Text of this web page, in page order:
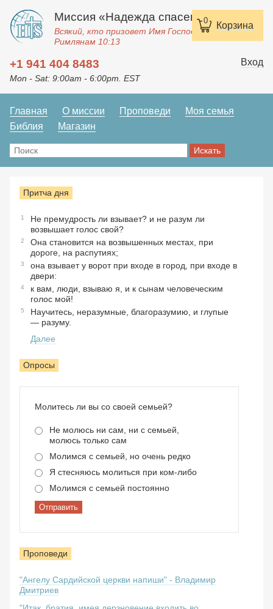
0 Корзина
Миссия «Надежда спасения»
Всякий, кто призовет Имя Господне, спасется.
Римлянам 10:13
+1 941 404 8483
Mon - Sat: 9:00am - 6:00pm. EST
Вход
Главная О миссии Проповеди
Моя семья
Библия
Магазин
Притча дня
1
Не премудрость ли взывает? и не разум ли
возвышает голос свой?
2
Она становится на возвышенных местах, при
дороге, на распутиях;
3
она взывает у ворот при входе в город, при входе в
двери:
4
к вам, люди, взываю я, и к сынам человеческим
голос мой!
5
Научитесь, неразумные, благоразумию, и глупые
— разуму.
Далее
Опросы
Молитесь ли вы со своей семьей?
Не молюсь ни сам, ни с семьей,
молюсь только сам
Молимся с семьей, но очень редко
Я стесняюсь молиться при ком-либо
Молимся с семьей постоянно
Отправить
Проповеди
"Ангелу Сардийской церкви напиши" - Владимир
Дмитриев